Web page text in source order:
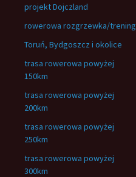
projekt Dojczland
rowerowa rozgrzewka/trening
Toruń, Bydgoszcz i okolice
trasa rowerowa powyżej
150km
trasa rowerowa powyżej
200km
trasa rowerowa powyżej
250km
trasa rowerowa powyżej
300km